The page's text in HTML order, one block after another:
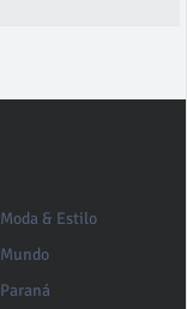
Moda & Estilo
Mundo
Paraná